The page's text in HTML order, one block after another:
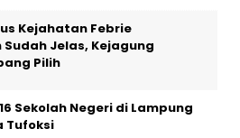
Kejahatan Febrie
Jelas, Kejagung
Pilih
Sekolah Negeri di Lampung
Tufoksi